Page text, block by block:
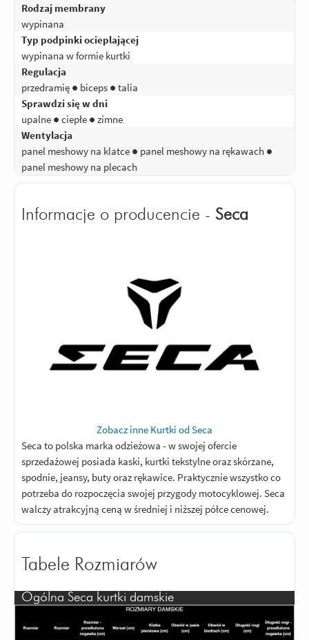
Rodzaj membrany
wypinana
Typ podpinki ocieplającej
wypinana w formie kurtki
Regulacja
przedramię ● biceps ● talia
Sprawdzi się w dni
upalne ● ciepłe ● zimne
Wentylacja
panel meshowy na klatce ● panel meshowy na rękawach ●
panel meshowy na plecach
Informacje o producencie - Seca
Zobacz inne Kurtki od Seca
Seca to polska marka odzieżowa - w swojej ofercie
sprzedażowej posiada kaski, kurtki tekstylne oraz skórzane,
spodnie, jeansy, buty oraz rękawice. Praktycznie wszystko co
potrzeba do rozpoczęcia swojej przygody motocyklowej. Seca
walczy atrakcyjną ceną w średniej i niższej półce cenowej.
Tabele Rozmiarów
Ogólna Seca kurtki damskie